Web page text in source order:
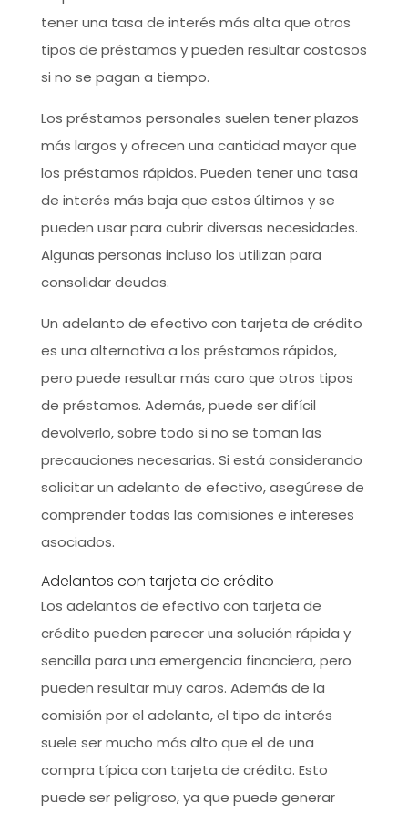
tener una tasa de interés más alta que otros
tipos de préstamos y pueden resultar costosos
si no se pagan a tiempo.
Los préstamos personales suelen tener plazos
más largos y ofrecen una cantidad mayor que
los préstamos rápidos. Pueden tener una tasa
de interés más baja que estos últimos y se
pueden usar para cubrir diversas necesidades.
Algunas personas incluso los utilizan para
consolidar deudas.
Un adelanto de efectivo con tarjeta de crédito
es una alternativa a los préstamos rápidos,
pero puede resultar más caro que otros tipos
de préstamos. Además, puede ser difícil
devolverlo, sobre todo si no se toman las
precauciones necesarias. Si está considerando
solicitar un adelanto de efectivo, asegúrese de
comprender todas las comisiones e intereses
asociados.
Adelantos con tarjeta de crédito
Los adelantos de efectivo con tarjeta de
crédito pueden parecer una solución rápida y
sencilla para una emergencia financiera, pero
pueden resultar muy caros. Además de la
comisión por el adelanto, el tipo de interés
suele ser mucho más alto que el de una
compra típica con tarjeta de crédito. Esto
puede ser peligroso, ya que puede generar